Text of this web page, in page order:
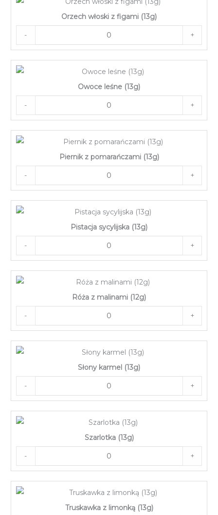
Orzech włoski z figami (13g)
- +
Owoce leśne (13g)
- +
Piernik z pomarańczami (13g)
- +
Pistacja sycylijska (13g)
- +
Róża z malinami (12g)
- +
Słony karmel (13g)
- +
Szarlotka (13g)
- +
Truskawka z limonką (13g)